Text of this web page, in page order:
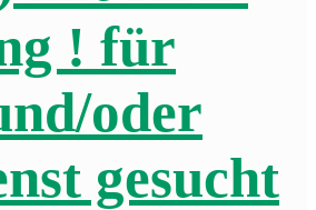
! für
oder
gesucht